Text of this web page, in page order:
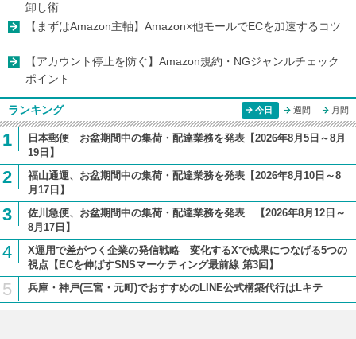
卸し術
【まずはAmazon主軸】Amazon×他モールでECを加速するコツ
【アカウント停止を防ぐ】Amazon規約・NGジャンルチェック
ポイント
ランキング 今日 週間 月間
1
日本郵便 お盆期間中の集荷・配達業務を発表【2026年8月5日～8月
19日】
2
福山通運、お盆期間中の集荷・配達業務を発表【2026年8月10日～8
月17日】
3
佐川急便、お盆期間中の集荷・配達業務を発表 【2026年8月12日～
8月17日】
4
X運用で差がつく企業の発信戦略 変化するXで成果につなげる5つの
視点【ECを伸ばすSNSマーケティング最前線 第3回】
5 兵庫・神戸(三宮・元町)でおすすめのLINE公式構築代行はLキテ